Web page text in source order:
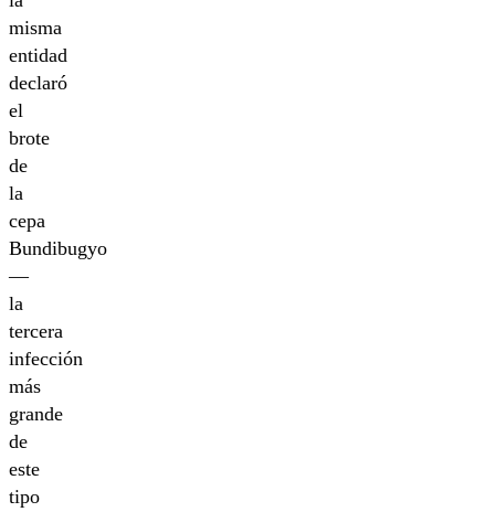
misma
entidad
declaró
el
brote
de
la
cepa
Bundibugyo
—
la
tercera
infección
más
grande
de
este
tipo